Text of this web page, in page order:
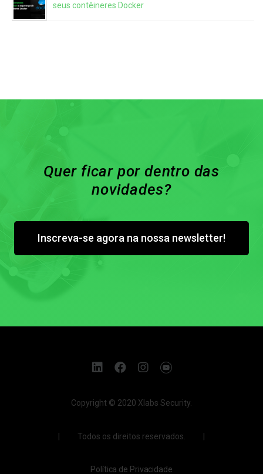
seus contêineres Docker
Quer ficar por dentro das
novidades?
Inscreva-se agora na nossa newsletter!
Copyright © 2020 Xlabs Security.
| Todos os direitos reservados. |
Política de Privacidade